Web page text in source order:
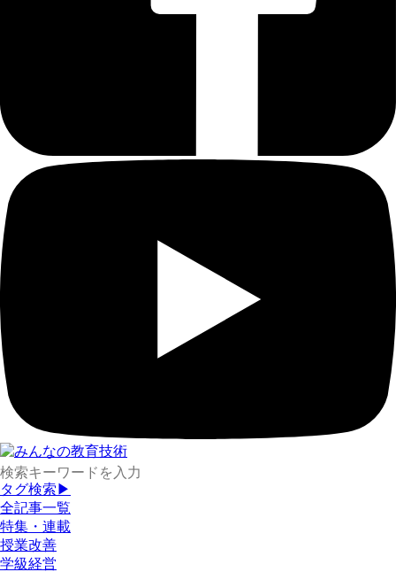
タグ検索▶
全記事一覧
特集・連載
授業改善
学級経営